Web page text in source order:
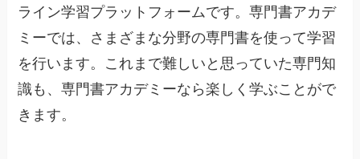
ライン学習プラットフォームです。専門書アカデ
ミーでは、さまざまな分野の専門書を使って学習
を行います。これまで難しいと思っていた専門知
識も、専門書アカデミーなら楽しく学ぶことがで
きます。